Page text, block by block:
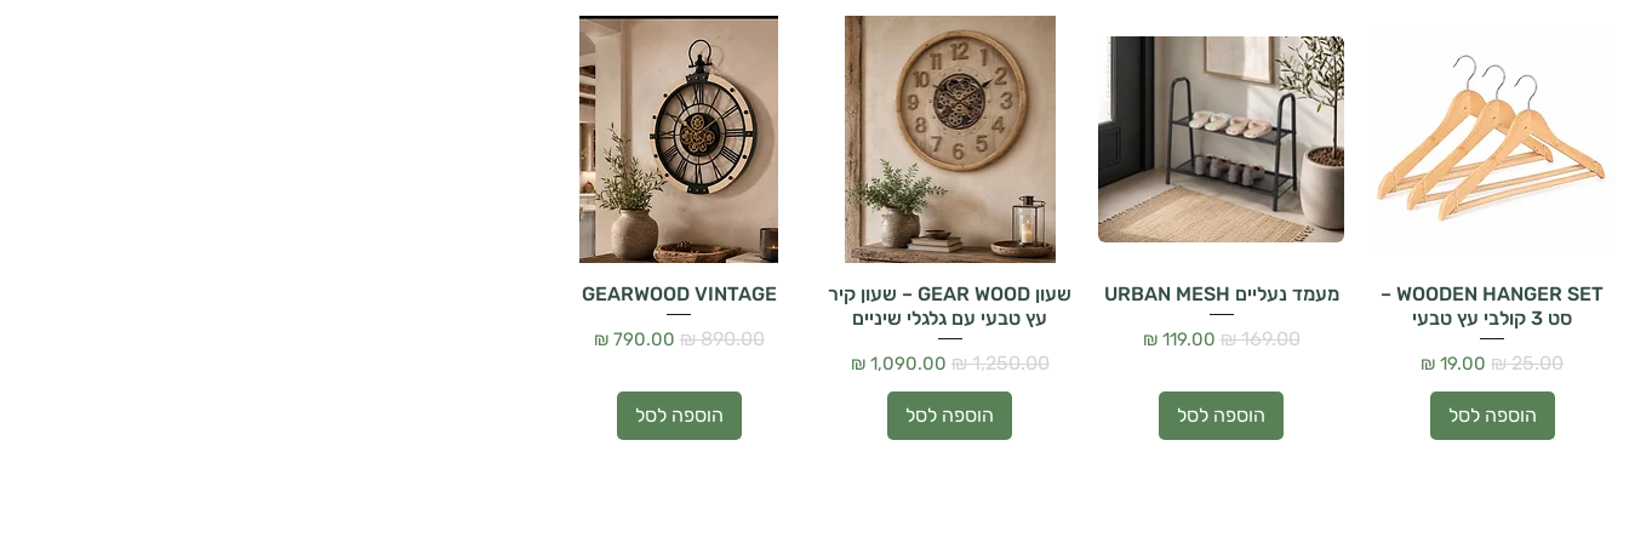
WOODEN HANGER SET –
סט 3 קולבי עץ טבעי
מחיר רגיל מחיר מבצע
הוספה לסל
מעמד נעליים URBAN MESH
מחיר רגיל‏169.00 ‏₪ מחיר מבצע
הוספה לסל
שעון GEAR WOOD – שעון קיר
עץ טבעי עם גלגלי שיניים
מחיר רגיל‏1,250.00 ‏₪ מחיר מבצע
הוספה לסל
GEARWOOD VINTAGE
מחיר רגיל‏890.00 ‏₪ מחיר מבצע
הוספה לסל